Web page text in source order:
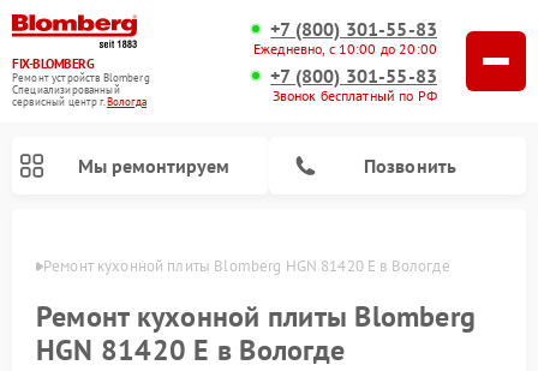
FIX-BLOMBERG
Ремонт устройств Blomberg
Специализированный
cервисный центр г.Вологда
+7 (800) 301-55-83
Ежедневно, с 10:00 до 20:00
+7 (800) 301-55-83
Звонок бесплатный по РФ
Мы ремонтируем Позвонить
Ремонт кухонной плиты Blomberg HGN 81420 E в Вологде
Ремонт кухонной плиты Blomberg
HGN 81420 E в Вологде